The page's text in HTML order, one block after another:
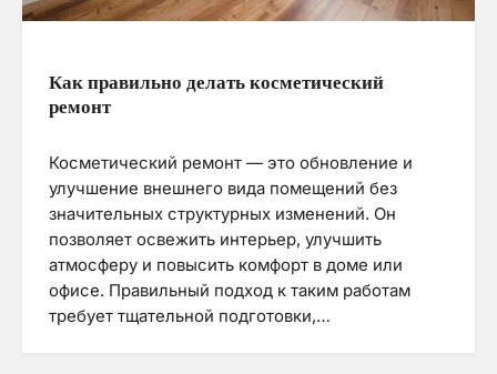
Как правильно делать косметический
ремонт
Косметический ремонт — это обновление и
улучшение внешнего вида помещений без
значительных структурных изменений. Он
позволяет освежить интерьер, улучшить
атмосферу и повысить комфорт в доме или
офисе. Правильный подход к таким работам
требует тщательной подготовки,…